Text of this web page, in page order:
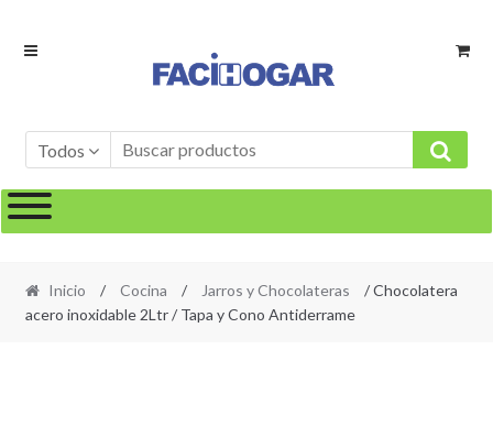
Ir
Ir
Todos
Inicio / Cocina / Jarros y Chocolateras
/ Chocolatera
acero inoxidable 2Ltr / Tapa y Cono Antiderrame